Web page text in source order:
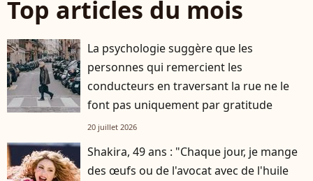
Top articles du mois
La psychologie suggère que les
personnes qui remercient les
conducteurs en traversant la rue ne le
font pas uniquement par gratitude
20 juillet 2026
Shakira, 49 ans : "Chaque jour, je mange
des œufs ou de l'avocat avec de l'huile